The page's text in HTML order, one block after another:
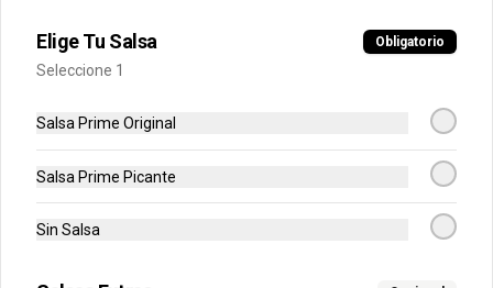
Elige Tu Salsa Obligatorio
Seleccione 1
Salsa Prime Original
Salsa Prime Picante
Sin Salsa